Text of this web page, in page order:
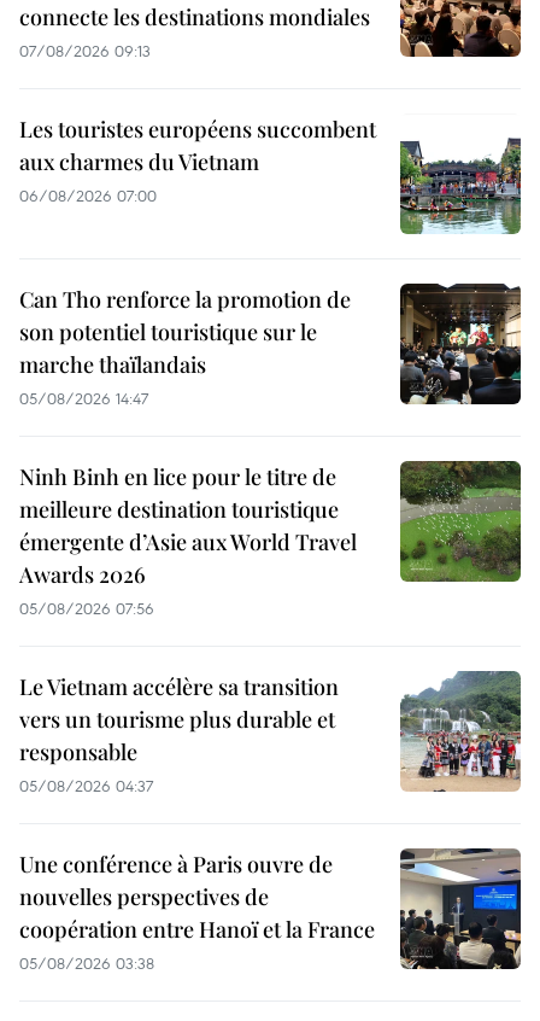
connecte les destinations mondiales
07/08/2026 09:13
Les touristes européens succombent
aux charmes du Vietnam
06/08/2026 07:00
Can Tho renforce la promotion de
son potentiel touristique sur le
marche thaïlandais
05/08/2026 14:47
Ninh Binh en lice pour le titre de
meilleure destination touristique
émergente d’Asie aux World Travel
Awards 2026
05/08/2026 07:56
Le Vietnam accélère sa transition
vers un tourisme plus durable et
responsable
05/08/2026 04:37
Une conférence à Paris ouvre de
nouvelles perspectives de
coopération entre Hanoï et la France
05/08/2026 03:38